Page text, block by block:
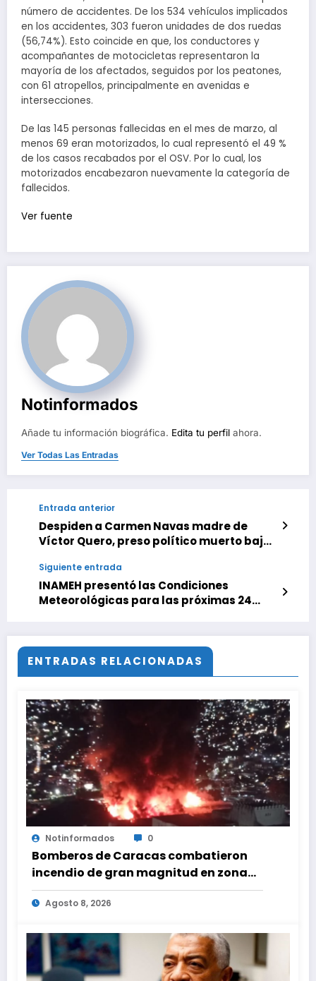
número de accidentes. De los 534 vehículos implicados
en los accidentes, 303 fueron unidades de dos ruedas
(56,74%). Esto coincide en que, los conductores y
acompañantes de motocicletas representaron la
mayoría de los afectados, seguidos por los peatones,
con 61 atropellos, principalmente en avenidas e
intersecciones.
De las 145 personas fallecidas en el mes de marzo, al
menos 69 eran motorizados, lo cual representó el 49 %
de los casos recabados por el OSV. Por lo cual, los
motorizados encabezaron nuevamente la categoría de
fallecidos.
Ver fuente
Notinformados
Añade tu información biográfica. Edita tu perfil ahora.
Ver Todas Las Entradas
Entrada anterior
Despiden a Carmen Navas madre de
Víctor Quero, preso político muerto bajo
Siguiente entrada
INAMEH presentó las Condiciones
Meteorológicas para las próximas 24
ENTRADAS RELACIONADAS
Notinformados 0
Bomberos de Caracas combatieron
incendio de gran magnitud en zona
industrial de El Llanito
Agosto 8, 2026